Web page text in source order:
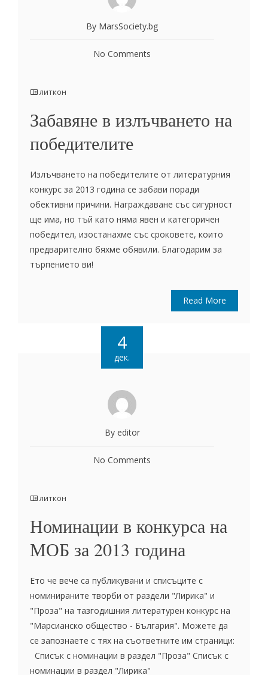
By MarsSociety.bg
No Comments
литкон
Забавяне в излъчването на
победителите
Излъчването на победителите от литературния
конкурс за 2013 година се забави поради
обективни причини. Награждаване със сигурност
ще има, но тъй като няма явен и категоричен
победител, изостанахме със сроковете, които
предварително бяхме обявили. Благодарим за
търпението ви!
Read More
4
дек.
By editor
No Comments
литкон
Номинации в конкурса на
МОБ за 2013 година
Ето че вече са публикувани и списъците с
номинираните творби от раздели "Лирика" и
"Проза" на тазгодишния литературен конкурс на
"Марсианско общество - България". Можете да
се запознаете с тях на съответните им страници:
Списък с номинации в раздел "Проза" Списък с
номинации в раздел "Лирика"